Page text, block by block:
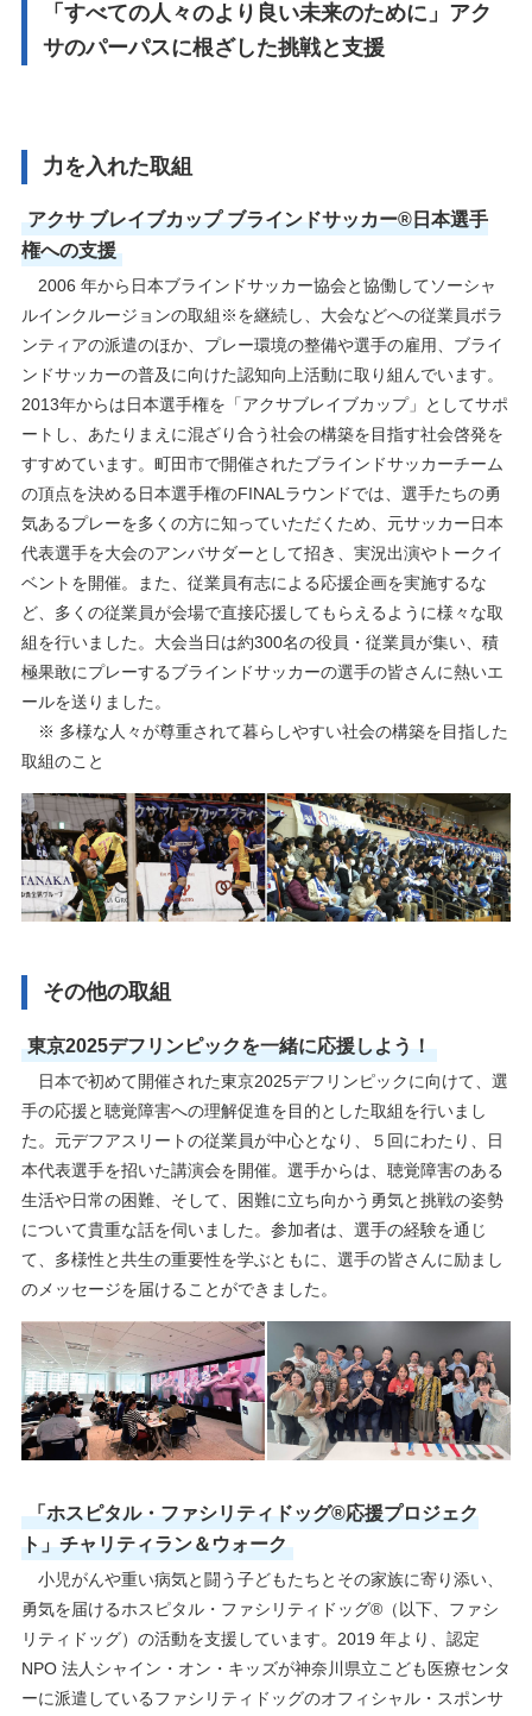
「すべての人々のより良い未来のために」アク
サのパーパスに根ざした挑戦と支援
力を入れた取組
アクサ ブレイブカップ ブラインドサッカー®日本選手
権への支援
2006 年から日本ブラインドサッカー協会と協働してソーシャ
ルインクルージョンの取組※を継続し、大会などへの従業員ボラ
ンティアの派遣のほか、プレー環境の整備や選手の雇用、ブライ
ンドサッカーの普及に向けた認知向上活動に取り組んでいます。
2013年からは日本選手権を「アクサブレイブカップ」としてサポ
ートし、あたりまえに混ざり合う社会の構築を目指す社会啓発を
すすめています。町田市で開催されたブラインドサッカーチーム
の頂点を決める日本選手権のFINALラウンドでは、選手たちの勇
気あるプレーを多くの方に知っていただくため、元サッカー日本
代表選手を大会のアンバサダーとして招き、実況出演やトークイ
ベントを開催。また、従業員有志による応援企画を実施するな
ど、多くの従業員が会場で直接応援してもらえるように様々な取
組を行いました。大会当日は約300名の役員・従業員が集い、積
極果敢にプレーするブラインドサッカーの選手の皆さんに熱いエ
ールを送りました。
※ 多様な人々が尊重されて暮らしやすい社会の構築を目指した
取組のこと
その他の取組
東京2025デフリンピックを一緒に応援しよう！
日本で初めて開催された東京2025デフリンピックに向けて、選
手の応援と聴覚障害への理解促進を目的とした取組を行いまし
た。元デフアスリートの従業員が中心となり、５回にわたり、日
本代表選手を招いた講演会を開催。選手からは、聴覚障害のある
生活や日常の困難、そして、困難に立ち向かう勇気と挑戦の姿勢
について貴重な話を伺いました。参加者は、選手の経験を通じ
て、多様性と共生の重要性を学ぶともに、選手の皆さんに励まし
のメッセージを届けることができました。
「ホスピタル・ファシリティドッグ®応援プロジェク
ト」チャリティラン＆ウォーク
小児がんや重い病気と闘う子どもたちとその家族に寄り添い、
勇気を届けるホスピタル・ファシリティドッグ®（以下、ファシ
リティドッグ）の活動を支援しています。2019 年より、認定
NPO 法人シャイン・オン・キッズが神奈川県立こども医療センタ
ーに派遣しているファシリティドッグのオフィシャル・スポンサ